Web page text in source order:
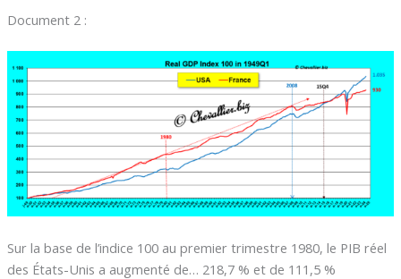
Document 2 :
Sur la base de l’indice 100 au premier trimestre 1980, le PIB réel
des États-Unis a augmenté de… 218,7 % et de 111,5 %